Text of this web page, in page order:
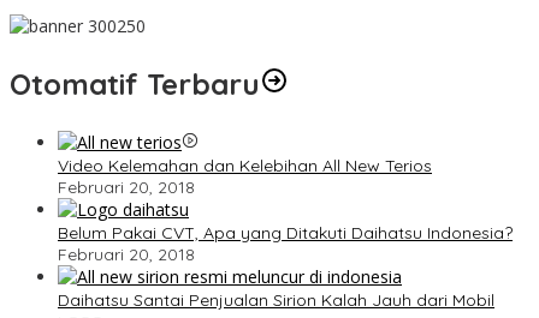
Otomatif Terbaru
Video Kelemahan dan Kelebihan All New Terios
Februari 20, 2018
Belum Pakai CVT, Apa yang Ditakuti Daihatsu Indonesia?
Februari 20, 2018
Daihatsu Santai Penjualan Sirion Kalah Jauh dari Mobil